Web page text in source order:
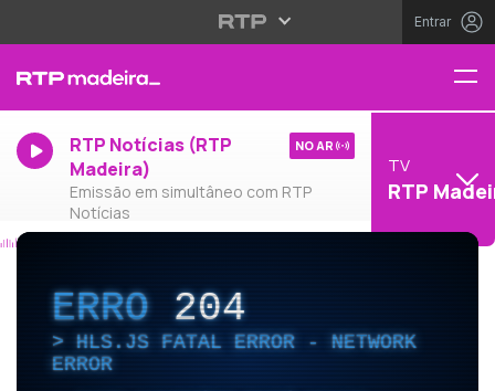
Entrar
RTP Notícias (RTP
Madeira)
Emissão em simultâneo com RTP
Notícias
NO AR
TV
RTP
ERRO204
HLS.JS FATAL ERROR - NETWORK
ERROR